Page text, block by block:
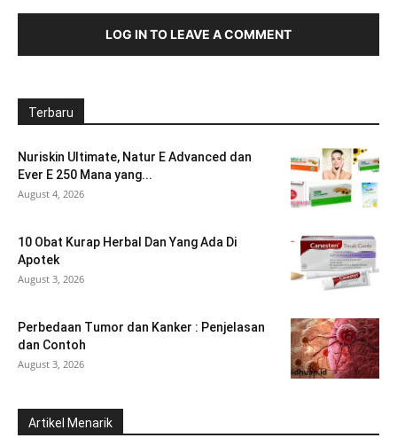
LOG IN TO LEAVE A COMMENT
Terbaru
Nuriskin Ultimate, Natur E Advanced dan
Ever E 250 Mana yang...
August 4, 2026
10 Obat Kurap Herbal Dan Yang Ada Di
Apotek
August 3, 2026
Perbedaan Tumor dan Kanker : Penjelasan
dan Contoh
August 3, 2026
Artikel Menarik